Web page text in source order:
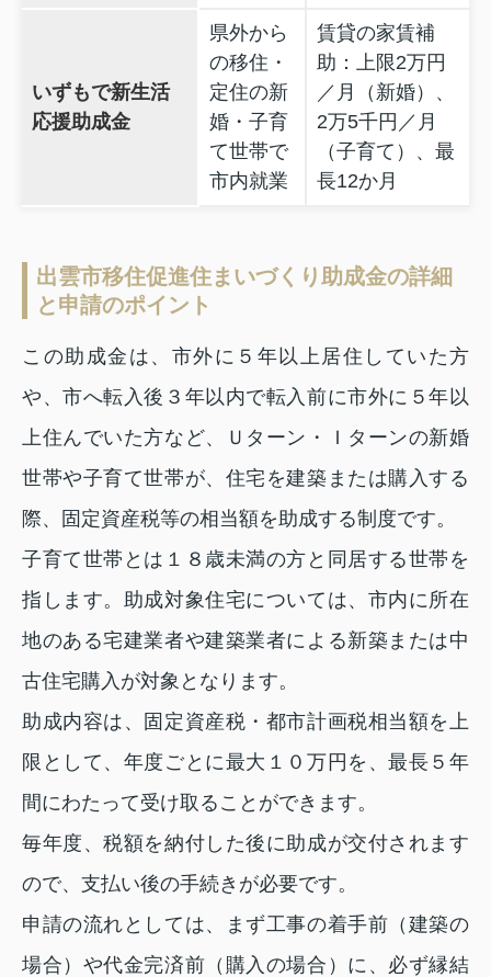
いずもで新生活
応援助成金
県外から
の移住・
定住の新
婚・子育
て世帯で
市内就業
賃貸の家賃補
助：上限2万円
／月（新婚）、
2万5千円／月
（子育て）、最
長12か月
出雲市移住促進住まいづくり助成金の詳細
と申請のポイント
この助成金は、市外に５年以上居住していた方
や、市へ転入後３年以内で転入前に市外に５年以
上住んでいた方など、Ｕターン・Ｉターンの新婚
世帯や子育て世帯が、住宅を建築または購入する
際、固定資産税等の相当額を助成する制度です。
子育て世帯とは１８歳未満の方と同居する世帯を
指します。助成対象住宅については、市内に所在
地のある宅建業者や建築業者による新築または中
古住宅購入が対象となります。
助成内容は、固定資産税・都市計画税相当額を上
限として、年度ごとに最大１０万円を、最長５年
間にわたって受け取ることができます。
毎年度、税額を納付した後に助成が交付されます
ので、支払い後の手続きが必要です。
申請の流れとしては、まず工事の着手前（建築の
場合）や代金完済前（購入の場合）に、必ず縁結